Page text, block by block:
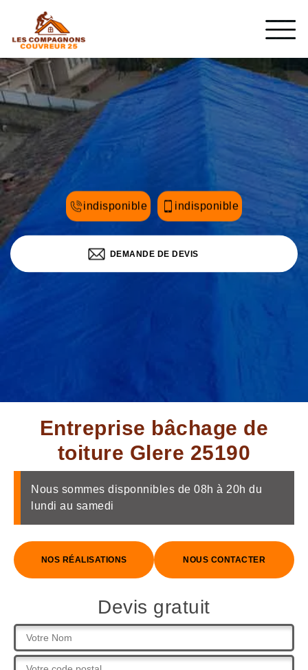
indisponible indisponible
DEMANDE DE DEVIS
Entreprise bâchage de
toiture Glere 25190
Nous sommes disponnibles de 08h à 20h du
lundi au samedi
NOS RÉALISATIONS NOUS CONTACTER
Devis gratuit